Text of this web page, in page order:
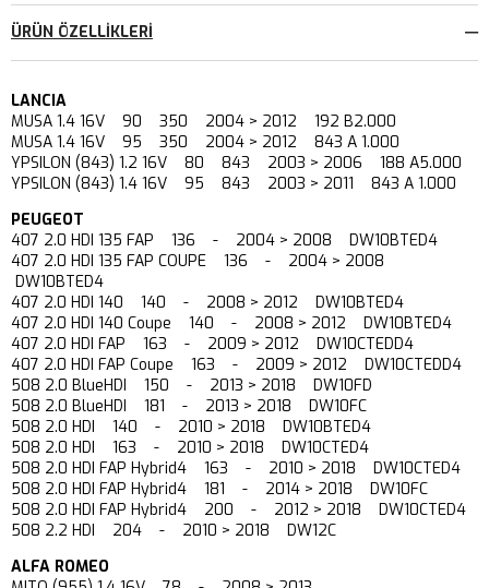
ÜRÜN ÖZELLIKLERI
LANCIA
MUSA 1.4 16V 90 350 2004 > 2012 192 B2.000
MUSA 1.4 16V 95 350 2004 > 2012 843 A 1.000
YPSILON (843) 1.2 16V 80 843 2003 > 2006 188 A5.000
YPSILON (843) 1.4 16V 95 843 2003 > 2011 843 A 1.000
PEUGEOT
407 2.0 HDI 135 FAP 136 - 2004 > 2008 DW10BTED4
407 2.0 HDI 135 FAP COUPE 136 - 2004 > 2008
DW10BTED4
407 2.0 HDI 140 140 - 2008 > 2012 DW10BTED4
407 2.0 HDI 140 Coupe 140 - 2008 > 2012 DW10BTED4
407 2.0 HDI FAP 163 - 2009 > 2012 DW10CTEDD4
407 2.0 HDI FAP Coupe 163 - 2009 > 2012 DW10CTEDD4
508 2.0 BlueHDI 150 - 2013 > 2018 DW10FD
508 2.0 BlueHDI 181 - 2013 > 2018 DW10FC
508 2.0 HDI 140 - 2010 > 2018 DW10BTED4
508 2.0 HDI 163 - 2010 > 2018 DW10CTED4
508 2.0 HDI FAP Hybrid4 163 - 2010 > 2018 DW10CTED4
508 2.0 HDI FAP Hybrid4 181 - 2014 > 2018 DW10FC
508 2.0 HDI FAP Hybrid4 200 - 2012 > 2018 DW10CTED4
508 2.2 HDI 204 - 2010 > 2018 DW12C
ALFA ROMEO